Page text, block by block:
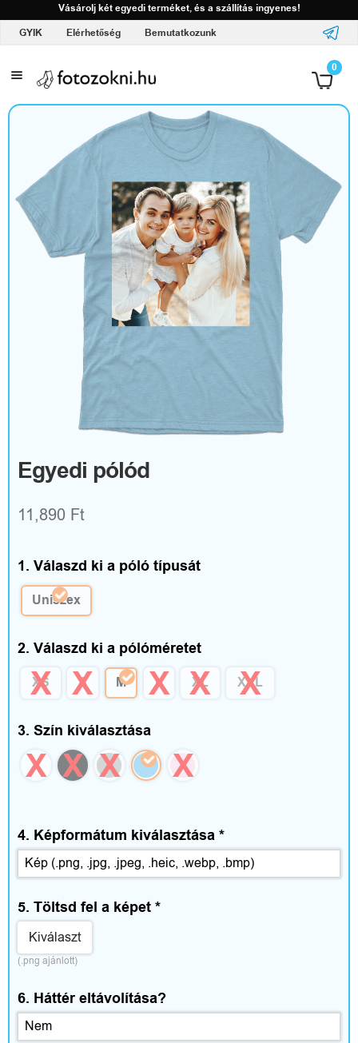
Vásárolj két egyedi terméket, és a szállítás ingyenes!
GYIK
Elérhetőség Bemutatkozunk
0
A
l
g
d
á
t
é
k
e
g
é
z
í
t
ő
Egyedi pólód
11,890 Ft
1. Válaszd ki a póló típusát
Uniszex
2. Válaszd ki a pólóméretet
XS S M L XL XXL
3. Szín kiválasztása
4. Képformátum kiválasztása *
5. Töltsd fel a képet *
Kiválaszt
(.png ajánlott)
6. Háttér eltávolítása?